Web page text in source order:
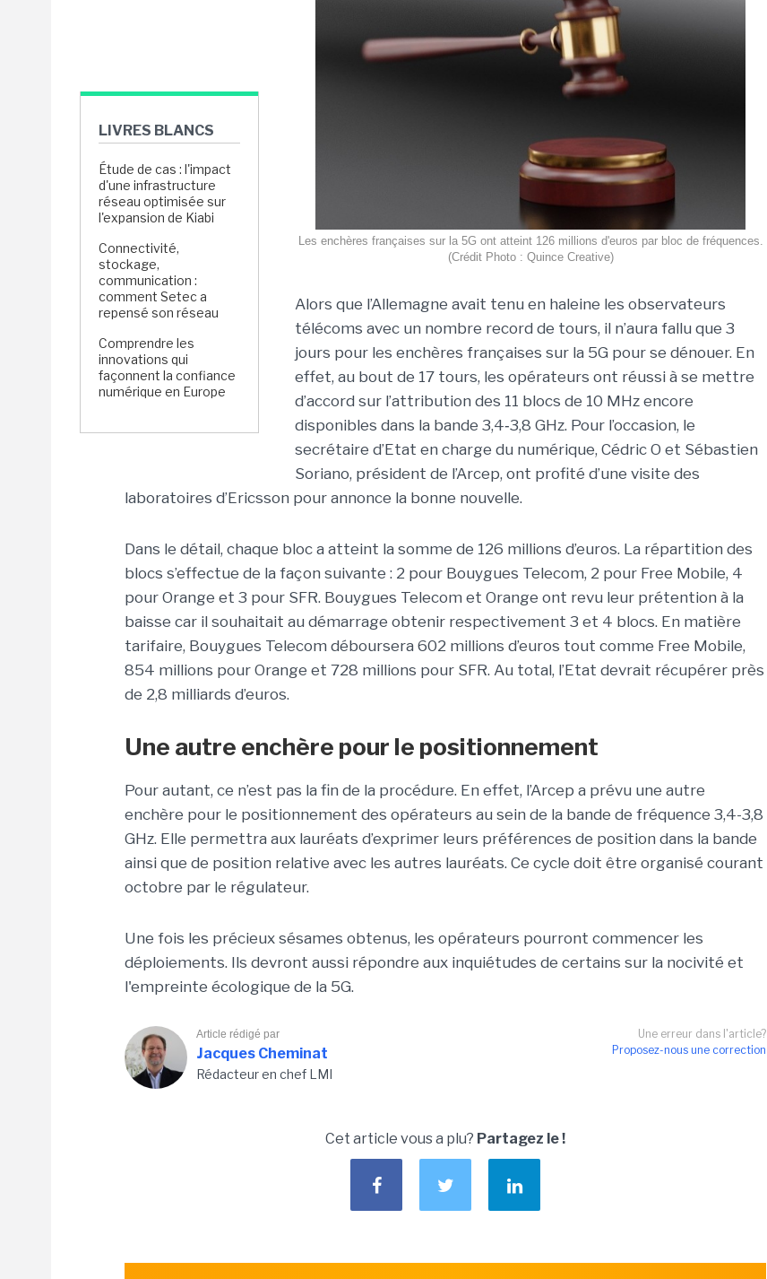
LIVRES BLANCS
Étude de cas : l'impact
d'une infrastructure
réseau optimisée sur
l'expansion de Kiabi
Connectivité,
stockage,
communication :
comment Setec a
repensé son réseau
Comprendre les
innovations qui
façonnent la confiance
numérique en Europe
Les enchères françaises sur la 5G ont atteint 126 millions d'euros par bloc de fréquences.
(Crédit Photo : Quince Creative)
Alors que l’Allemagne avait tenu en haleine les observateurs
télécoms avec un nombre record de tours, il n’aura fallu que 3
jours pour les enchères françaises sur la 5G pour se dénouer. En
effet, au bout de 17 tours, les opérateurs ont réussi à se mettre
d’accord sur l’attribution des 11 blocs de 10 MHz encore
disponibles dans la bande 3,4‑3,8 GHz. Pour l’occasion, le
secrétaire d’Etat en charge du numérique, Cédric O et Sébastien
Soriano, président de l’Arcep, ont profité d’une visite des
laboratoires d’Ericsson pour annonce la bonne nouvelle.
Dans le détail, chaque bloc a atteint la somme de 126 millions d’euros. La répartition des
blocs s’effectue de la façon suivante : 2 pour Bouygues Telecom, 2 pour Free Mobile, 4
pour Orange et 3 pour SFR. Bouygues Telecom et Orange ont revu leur prétention à la
baisse car il souhaitait au démarrage obtenir respectivement 3 et 4 blocs. En matière
tarifaire, Bouygues Telecom déboursera 602 millions d’euros tout comme Free Mobile,
854 millions pour Orange et 728 millions pour SFR. Au total, l’Etat devrait récupérer près
de 2,8 milliards d’euros.
Une autre enchère pour le positionnement
Pour autant, ce n’est pas la fin de la procédure. En effet, l’Arcep a prévu une autre
enchère pour le positionnement des opérateurs au sein de la bande de fréquence 3,4-3,8
GHz. Elle permettra aux lauréats d’exprimer leurs préférences de position dans la bande
ainsi que de position relative avec les autres lauréats. Ce cycle doit être organisé courant
octobre par le régulateur.
Une fois les précieux sésames obtenus, les opérateurs pourront commencer les
déploiements. Ils devront aussi répondre aux inquiétudes de certains sur la nocivité et
l'empreinte écologique de la 5G.
Une erreur dans l'article?
Proposez-nous une correction
Article rédigé par
Jacques Cheminat
Rédacteur en chef LMI
Cet article vous a plu? Partagez le !